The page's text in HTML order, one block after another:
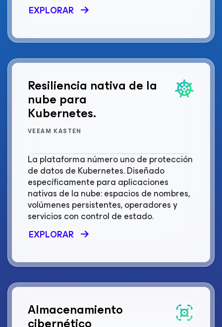
EXPLORAR
Resiliencia nativa de la
nube para
Kubernetes.
VEEAM KASTEN
La plataforma número uno de protección
de datos de Kubernetes. Diseñado
específicamente para aplicaciones
nativas de la nube: espacios de nombres,
volúmenes persistentes, operadores y
servicios con control de estado.
EXPLORAR
Almacenamiento